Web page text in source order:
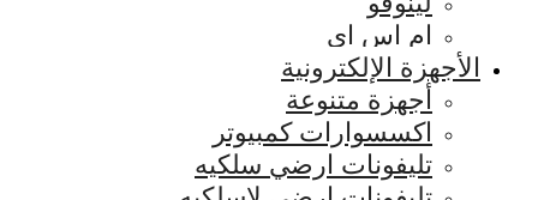
ام اس اي
الأجهزة الإلكترونية
أجهزة متنوعة
اكسسوارات كمبيوتر
تليفونات ارضي سلكيه